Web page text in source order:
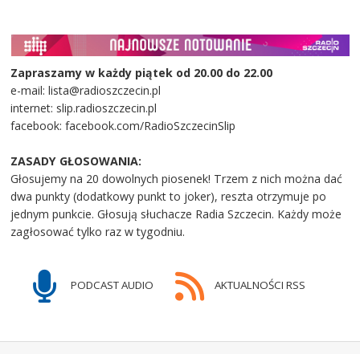
Zapraszamy w każdy piątek od 20.00 do 22.00
e-mail: lista@radioszczecin.pl
internet: slip.radioszczecin.pl
facebook: facebook.com/RadioSzczecinSlip
ZASADY GŁOSOWANIA:
Głosujemy na 20 dowolnych piosenek! Trzem z nich można dać
dwa punkty (dodatkowy punkt to joker), reszta otrzymuje po
jednym punkcie. Głosują słuchacze Radia Szczecin. Każdy może
zagłosować tylko raz w tygodniu.
PODCAST AUDIO AKTUALNOŚCI RSS